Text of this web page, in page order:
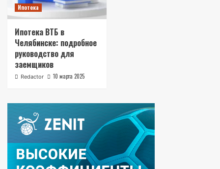
Ипотека
Ипотека ВТБ в
Челябинске: подробное
руководство для
заемщиков
Redactor 10 марта 2025